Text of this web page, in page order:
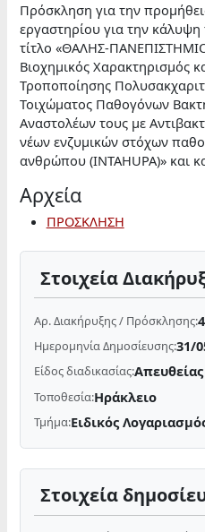
Πρόσκληση για την
εργαστηρίου για την
τίτλο «ΘΑΛΗΣ-
Βιοχημικός Χαρακτηρισμός
Τροποποίησης
Τοιχώματος Παθογόνων
Αναστολέων τους με
νέων ενζυμικών στόχων
ανθρώπου (INTAHUPA)» και
Αρχεία
ΠΡΟΣΚΛΗΣΗ
Στοιχεία
Αρ. Διακήρυξης / Πρόσκλησης:
Ημερομηνία Δημοσίευσης:31/
Είδος διαδικασίας:
Τοποθεσία:Ηράκλειο
Τμήμα:Ειδικός
Στοιχεία